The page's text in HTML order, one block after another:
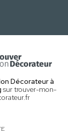
Décorateur à
sur trouver-mon-